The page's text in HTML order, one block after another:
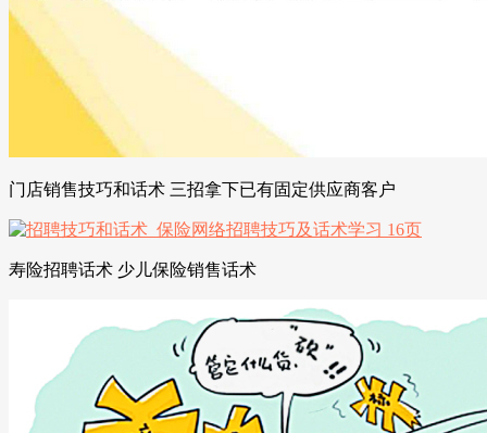
门店销售技巧和话术 三招拿下已有固定供应商客户
寿险招聘话术 少儿保险销售话术